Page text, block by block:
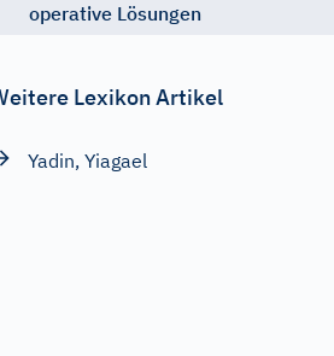
operative Lösungen
Lexikon Artikel
Yadin, Yiagael